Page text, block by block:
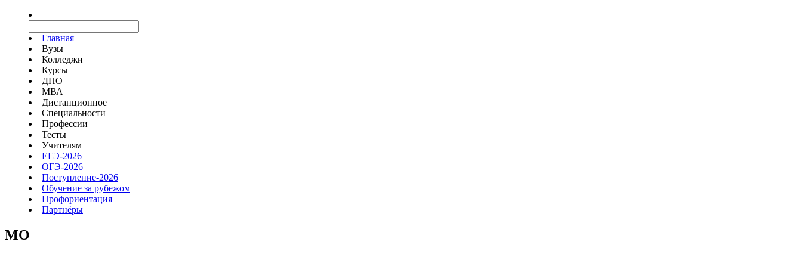
Главная
Вузы
Колледжи
Курсы
ДПО
МВА
Дистанционное
Специальности
Профессии
Тесты
Учителям
ЕГЭ-2026
ОГЭ-2026
Поступление-2026
Обучение за рубежом
Профориентация
Партнёры
MO